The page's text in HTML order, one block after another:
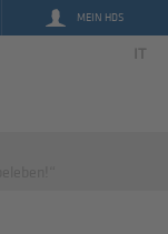
MEIN HDS
IT